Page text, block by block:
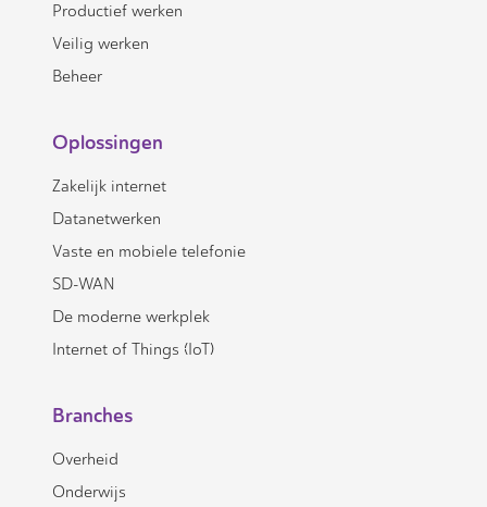
Productief werken
Veilig werken
Beheer
Oplossingen
Zakelijk internet
Datanetwerken
Vaste en mobiele telefonie
SD-WAN
De moderne werkplek
Internet of Things (IoT)
Branches
Overheid
Onderwijs